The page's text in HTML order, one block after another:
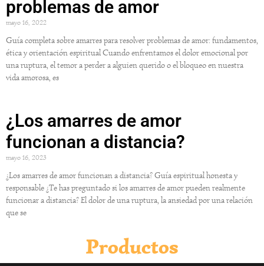
problemas de amor
mayo 16, 2022
Guía completa sobre amarres para resolver problemas de amor: fundamentos,
ética y orientación espiritual Cuando enfrentamos el dolor emocional por
una ruptura, el temor a perder a alguien querido o el bloqueo en nuestra
vida amorosa, es
¿Los amarres de amor
funcionan a distancia?
mayo 16, 2023
¿Los amarres de amor funcionan a distancia? Guía espiritual honesta y
responsable ¿Te has preguntado si los amarres de amor pueden realmente
funcionar a distancia? El dolor de una ruptura, la ansiedad por una relación
que se
Productos